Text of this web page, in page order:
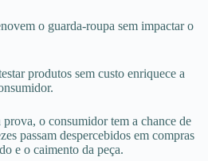
o guarda-roupa sem impactar o
produtos sem custo enriquece a
prova, o consumidor tem a chance de
passam despercebidos em compras
e o caimento da peça.